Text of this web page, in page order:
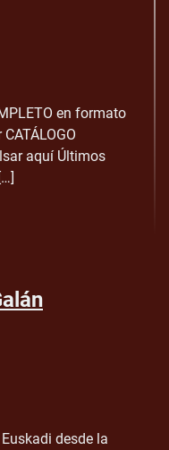
en formato
aquí Últimos
desde la